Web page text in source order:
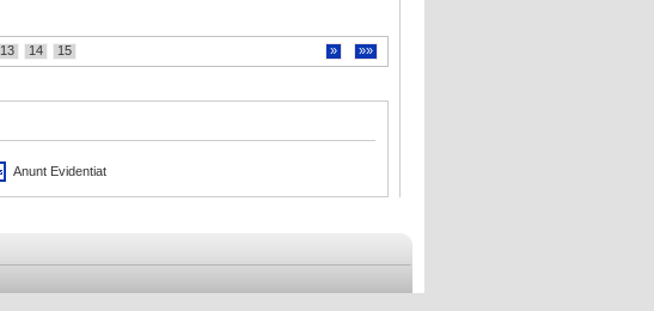
13 14 15 » »»
Anunt Evidentiat